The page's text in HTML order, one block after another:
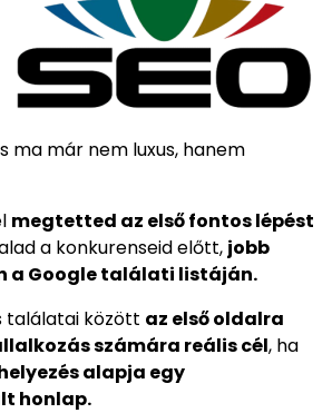
ma már nem luxus, hanem
megtetted az első fontos lépést
a konkurenseid előtt, jobb
a Google találati listáján.
találatai között az első oldalra
számára reális cél, ha
alapja egy
honlap.